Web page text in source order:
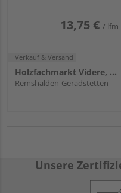
13,75 € / lfm
Verkauf & Versand
Holzfachmarkt Videre, Remshalden
Remshalden-Geradstetten
Unsere